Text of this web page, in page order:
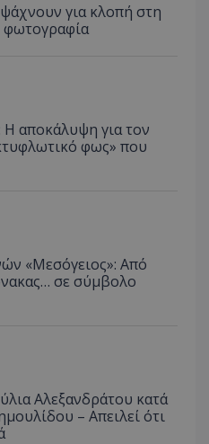
για κλοπή στη
φωτογραφία
Η αποκάλυψη για τον
φως» που
«Μεσόγειος»: Από
σε σύμβολο
Αλεξανδράτου κατά
– Απειλεί ότι